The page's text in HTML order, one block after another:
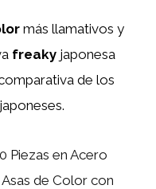
más llamativos y
freaky japonesa
de los
japoneses.
Piezas en Acero
de Color con